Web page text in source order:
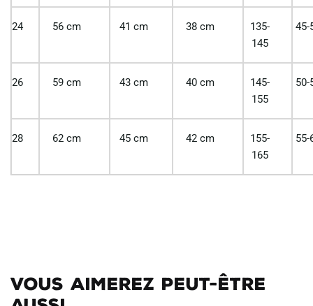
24 56 cm 41 cm 38 cm
135-
145
45-
26 59 cm 43 cm 40 cm
145-
155
50-
28 62 cm 45 cm 42 cm
155-
165
55-
Vous aimerez peut-être